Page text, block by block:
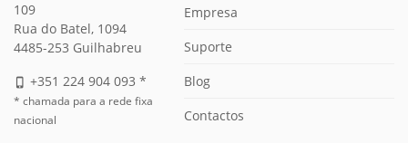
109
Rua do Batel, 1094
4485-253 Guilhabreu
phone_iphone +351 224 904 093 *
* chamada para a rede fixa
nacional
Empresa
Suporte
Blog
Contactos